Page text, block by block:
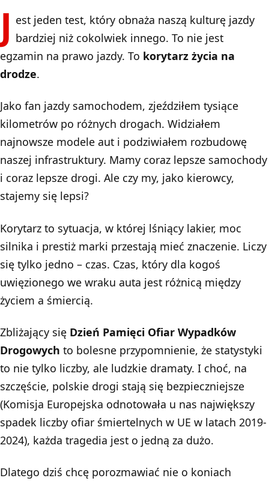
J est jeden test, który obnaża naszą kulturę jazdy
bardziej niż cokolwiek innego. To nie jest
egzamin na prawo jazdy. To korytarz życia na
drodze.
Jako fan jazdy samochodem, zjeździłem tysiące
kilometrów po różnych drogach. Widziałem
najnowsze modele aut i podziwiałem rozbudowę
naszej infrastruktury. Mamy coraz lepsze samochody
i coraz lepsze drogi. Ale czy my, jako kierowcy,
stajemy się lepsi?
Korytarz to sytuacja, w której lśniący lakier, moc
silnika i prestiż marki przestają mieć znaczenie. Liczy
się tylko jedno – czas. Czas, który dla kogoś
uwięzionego we wraku auta jest różnicą między
życiem a śmiercią.
Zbliżający się Dzień Pamięci Ofiar Wypadków
Drogowych to bolesne przypomnienie, że statystyki
to nie tylko liczby, ale ludzkie dramaty. I choć, na
szczęście, polskie drogi stają się bezpieczniejsze
(Komisja Europejska odnotowała u nas największy
spadek liczby ofiar śmiertelnych w UE w latach 2019-
2024), każda tragedia jest o jedną za dużo.
Dlatego dziś chcę porozmawiać nie o koniach